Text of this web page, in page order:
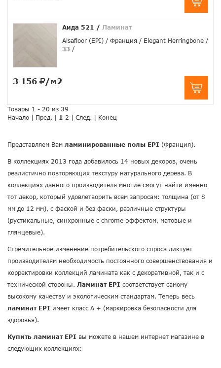
Аида 521 / Ламинат
Alsafloor (EPI)
Франция
Elegant Herringbone
33
3 156 /м2
Товары 1 - 20 из 39
Начало | Пред. | 1 2 След. Конец
Представляем Вам ламинированные полы EPI (Франция).
В коллекциях 2013 года добавилось 14 новых декоров, очень
реалистично повторяющих текстуру натурального дерева. В
коллекциях данного производителя многие смогут найти именно
тот декор, который удовлетворить всем запросам: толщина (от 8
мм до 12 мм), с фаской и без фаски, различные структуры
(рустикальные, синхронные с chrome-эффектом, матовые и
глянцевые).
Стремительное изменение потребительского спроса диктует
производителям необходимость постоянного совершенствования и
корректировки коллекций ламината как с декоративной, так и с
технической стороны. Ламинат EPI соответствует самому
высокому качеству и экологическим стандартам. Теперь весь
ламинат EPI имеет класс A + (маркировка безопасности для
здоровья).
Купить ламинат EPI вы можете в нашем интернет магазине в
следующих коллекциях: